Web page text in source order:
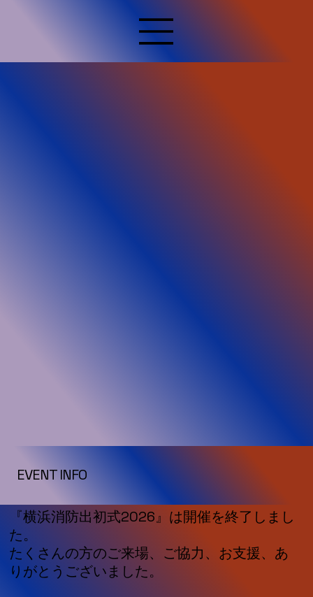
EVENT INFO
『横浜消防出初式2026』は開催を終了しまし
た。
​たくさんの方のご来場、ご協力、お支援、あ
りがとうございました。